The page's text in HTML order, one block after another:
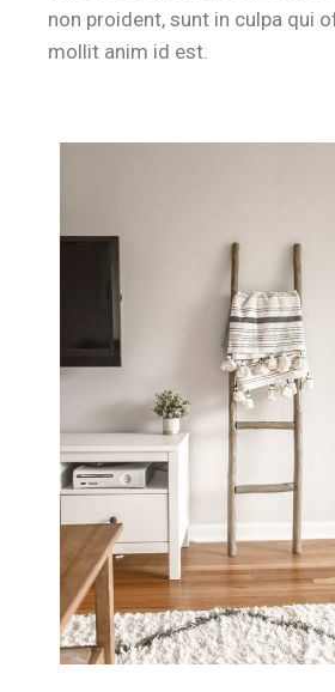
non proident, sunt in culpa qui
mollit anim id est.